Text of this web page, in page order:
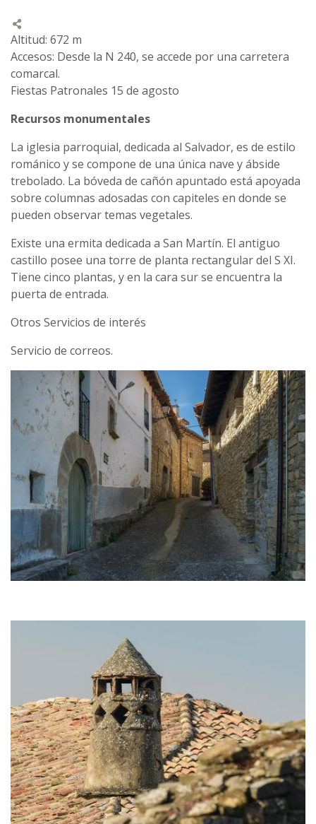
Altitud: 672 m
Accesos: Desde la N 240, se accede por una carretera
comarcal.
Fiestas Patronales 15 de agosto
Recursos monumentales
La iglesia parroquial, dedicada al Salvador, es de estilo
románico y se compone de una única nave y ábside
trebolado. La bóveda de cañón apuntado está apoyada
sobre columnas adosadas con capiteles en donde se
pueden observar temas vegetales.
Existe una ermita dedicada a San Martín. El antiguo
castillo posee una torre de planta rectangular del S XI.
Tiene cinco plantas, y en la cara sur se encuentra la
puerta de entrada.
Otros Servicios de interés
Servicio de correos.